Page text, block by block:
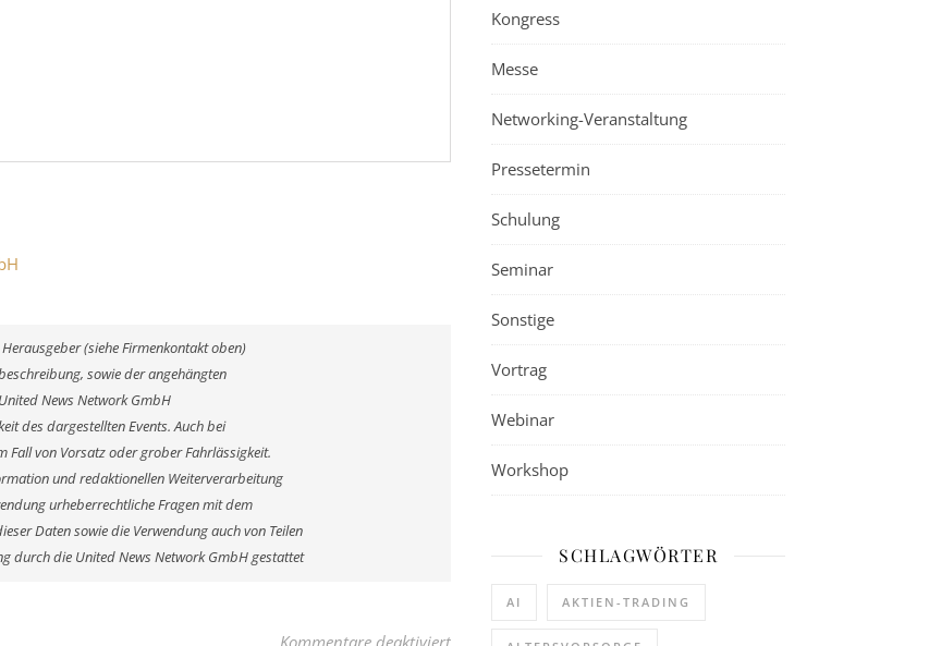
(siehe Firmenkontakt oben)
sowie der angehängten
News Network GmbH
des dargestellten Events. Auch bei
von Vorsatz oder grober Fahrlässigkeit.
und redaktionellen Weiterverarbeitung
urheberrechtliche Fragen mit dem
Daten sowie die Verwendung auch von Teilen
durch die United News Network GmbH gestattet
Kommentare deaktiviertfür Vom Kurpark bis zum Kirchplatz in Bad Bevensen Naturmarkt
Kongress
Messe
Networking-Veranstaltung
Pressetermin
Schulung
Seminar
Sonstige
Vortrag
Webinar
Workshop
SCHLAGWÖRTER
AI AKTIEN-TRADING